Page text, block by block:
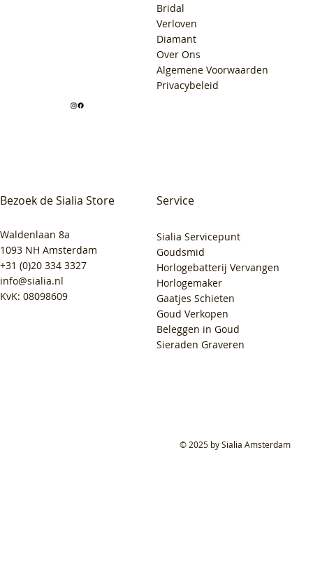
Bezoek de Sialia Store
Waldenlaan 8a
1093 NH Amsterdam
+31 (0)20 334 3327
info@sialia.nl
KvK: 08098609
Bridal
Verloven
Diamant
Over Ons
Algemene Voorwaarden
Privacybeleid
Service
Sialia Servicepunt
Goudsmid
Horlogebatterij Vervangen
Horlogemaker
Gaatjes Schieten
Goud Verkopen
Beleggen in Goud
Sieraden Graveren
© 2025 by Sialia Amsterdam